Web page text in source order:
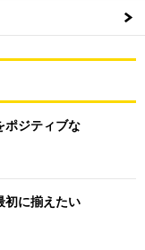
ポジティブな
初に揃えたい